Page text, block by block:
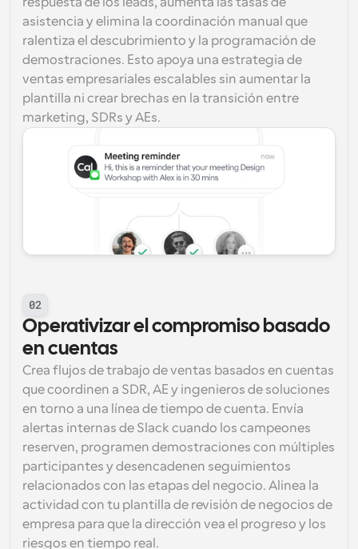
asistencia y elimina la coordinación manual que
ralentiza el descubrimiento y la programación de
demostraciones. Esto apoya una estrategia de
ventas empresariales escalables sin aumentar la
plantilla ni crear brechas en la transición entre
marketing, SDRs y AEs.
02
Operativizar el compromiso basado
en cuentas
Crea flujos de trabajo de ventas basados en cuentas
que coordinen a SDR, AE y ingenieros de soluciones
en torno a una línea de tiempo de cuenta. Envía
alertas internas de Slack cuando los campeones
reserven, programen demostraciones con múltiples
participantes y desencadenen seguimientos
relacionados con las etapas del negocio. Alinea la
actividad con tu plantilla de revisión de negocios de
empresa para que la dirección vea el progreso y los
riesgos en tiempo real.